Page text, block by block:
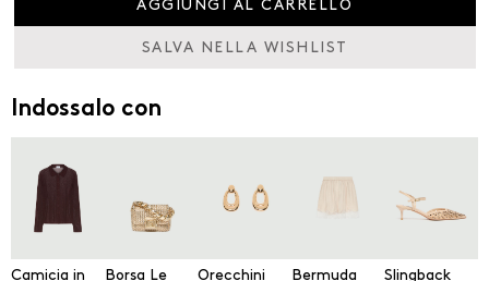
AGGIUNGI AL CARRELLO
SALVA NELLA WISHLIST
Indossalo con
Camicia in
Borsa Le
Orecchini
Bermuda
Slingback